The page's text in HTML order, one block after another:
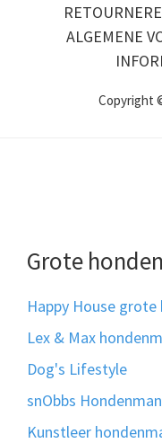
ALGEMENE
Copyright
Grote
Happy House grote
Lex & Max
Dog's Lifestyle
snObbs
Kunstleer